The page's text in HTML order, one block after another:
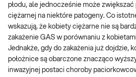
płodu, ale jednocześnie może
ciężarnej na niektóre patogeny. Co
wskazują, że kobiety ciężarne nie są
zakażenie GAS w porównaniu z
Jednakże, gdy do zakażenia już dojdzie,
położnice są obarczone znacząco
inwazyjnej postaci choroby